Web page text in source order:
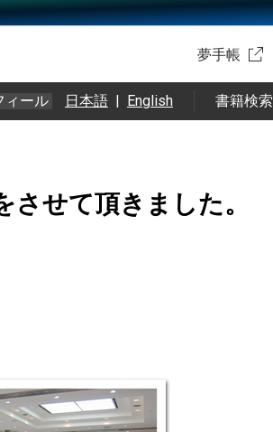
夢手帳
ィール 日本語 | English 書籍検索
させて頂きました。